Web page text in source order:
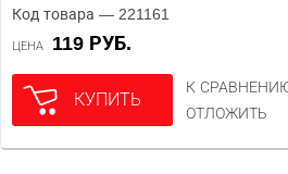
Код товара — 221161
ЦЕНА 119 РУБ.
КУПИТЬ
К
ОТЛОЖИТЬ